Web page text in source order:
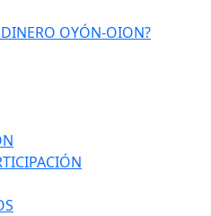
OYÓN-OION?